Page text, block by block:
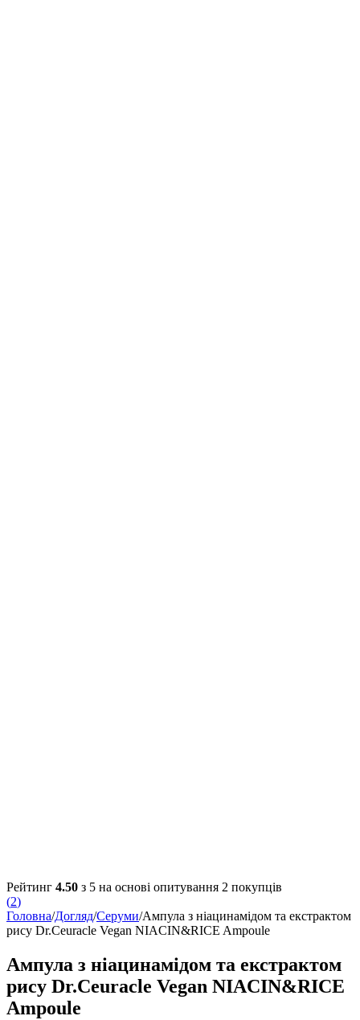
Рейтинг 4.50 з 5 на основі опитування 2 покупців
(2)
Головна/Догляд/Серуми/Ампула з ніацинамідом та екстрактом
рису Dr.Ceuracle Vegan NIACIN&RICE Ampoule
Ампула з ніацинамідом та екстрактом
рису Dr.Ceuracle Vegan NIACIN&RICE
Ampoule